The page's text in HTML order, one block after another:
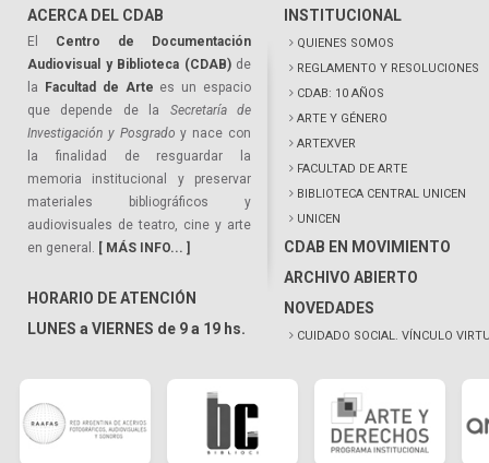
ACERCA DEL CDAB
El Centro de Documentación
Audiovisual y Biblioteca (CDAB)de
la
Facultad de Arte es un espacio
que depende de la Secretaría de
Investigación y Posgrado y nace con
la finalidad de resguardar la
memoria institucional y preservar
materiales bibliográficos y
audiovisuales de teatro, cine y arte
en general. [ MÁS INFO... ]
HORARIO DE ATENCIÓN
LUNES a VIERNES de 9 a 19 hs.
INSTITUCIONAL
QUIENES SOMOS
REGLAMENTO Y RESOLUCIONES
CDAB: 10 AÑOS
ARTE Y GÉNERO
ARTEXVER
FACULTAD DE ARTE
BIBLIOTECA CENTRAL UNICEN
UNICEN
CDAB EN MOVIMIENTO
ARCHIVO ABIERTO
NOVEDADES
CUIDADO SOCIAL. VÍNCULO